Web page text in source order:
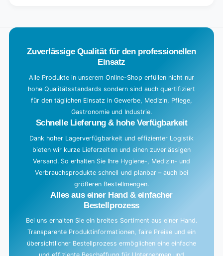
a
Zuverlässige Qualität für den professionellen
Einsatz
Alle Produkte in unserem Online-Shop erfüllen nicht nur
hohe Qualitätsstandards sondern sind auch quertifiziert
für den täglichen Einsatz in Gewerbe, Medizin, Pflege,
Gastronomie und Industrie.
Schnelle Lieferung & hohe Verfügbarkeit
Dank hoher Lagerverfügbarkeit und effizienter Logistik
bieten wir kurze Lieferzeiten und einen zuverlässigen
Versand. So erhalten Sie Ihre Hygiene-, Medizin- und
Verbrauchsprodukte schnell und planbar – auch bei
größeren Bestellmengen.
Alles aus einer Hand & einfacher
Bestellprozess
Bei uns erhalten Sie ein breites Sortiment aus einer Hand.
Transparente Produktinformationen, faire Preise und ein
übersichtlicher Bestellprozess ermöglichen eine einfache